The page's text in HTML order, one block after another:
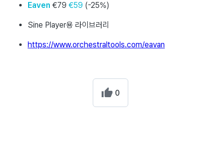
Eaven €79 €59 (-25%)
Sine Player용 라이브러리
https://www.orchestraltools.com/eavan
0